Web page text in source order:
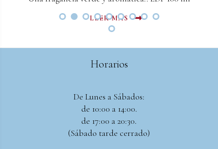
LEER MAS
LEER MAS
Horarios
De Lunes a Sábados:
de 10:00 a 14:00.
de 17:00 a 20:30.
(Sábado tarde cerrado)